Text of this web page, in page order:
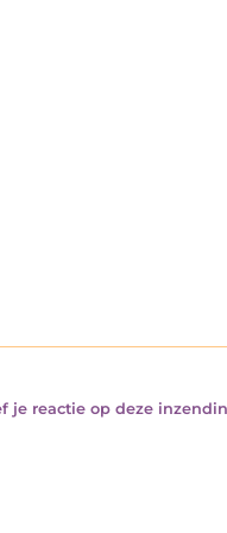
je reactie op deze